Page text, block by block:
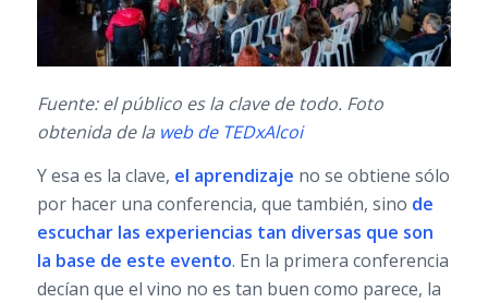
Fuente: el público es la clave de todo. Foto
obtenida de la web de TEDxAlcoi
Y esa es la clave, el aprendizaje no se obtiene sólo
por hacer una conferencia, que también, sino de
escuchar las experiencias tan diversas que son
la base de este evento. En la primera conferencia
decían que el vino no es tan buen como parece, la